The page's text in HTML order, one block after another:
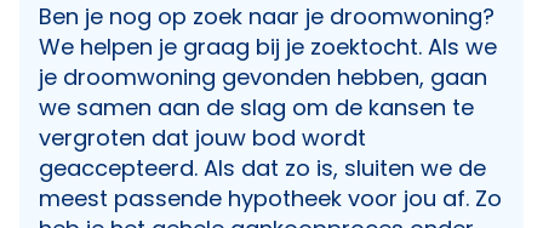
Ben je nog op zoek naar je droomwoning?
We helpen je graag bij je zoektocht. Als we
je droomwoning gevonden hebben, gaan
we samen aan de slag om de kansen te
vergroten dat jouw bod wordt
geaccepteerd. Als dat zo is, sluiten we de
meest passende hypotheek voor jou af. Zo